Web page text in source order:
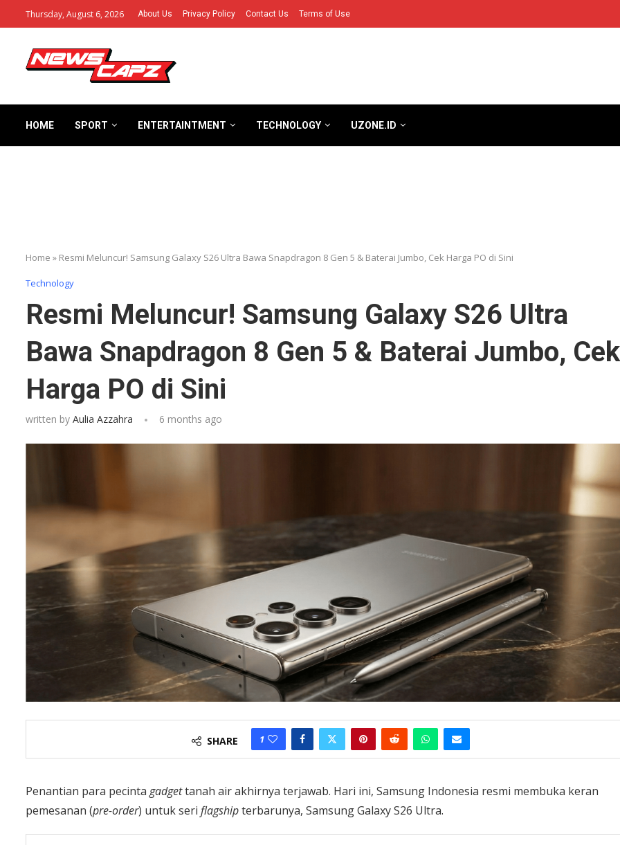
Thursday, August 6, 2026 About Us Privacy Policy Contact Us Terms of Use
HOME SPORT ENTERTAINTMENT TECHNOLOGY UZONE.ID
Home » Resmi Meluncur! Samsung Galaxy S26 Ultra Bawa Snapdragon 8 Gen 5 & Baterai Jumbo, Cek Harga PO di Sini
Technology
Resmi Meluncur! Samsung Galaxy S26 Ultra
Bawa Snapdragon 8 Gen 5 & Baterai Jumbo, Cek
Harga PO di Sini
written by Aulia Azzahra 6 months ago
SHARE 1
Penantian para pecintagadgettanah air akhirnya terjawab. Hari ini, Samsung Indonesia resmi membuka keran
pemesanan (pre-order) untuk seri flagshipterbarunya, Samsung Galaxy S26 Ultra.